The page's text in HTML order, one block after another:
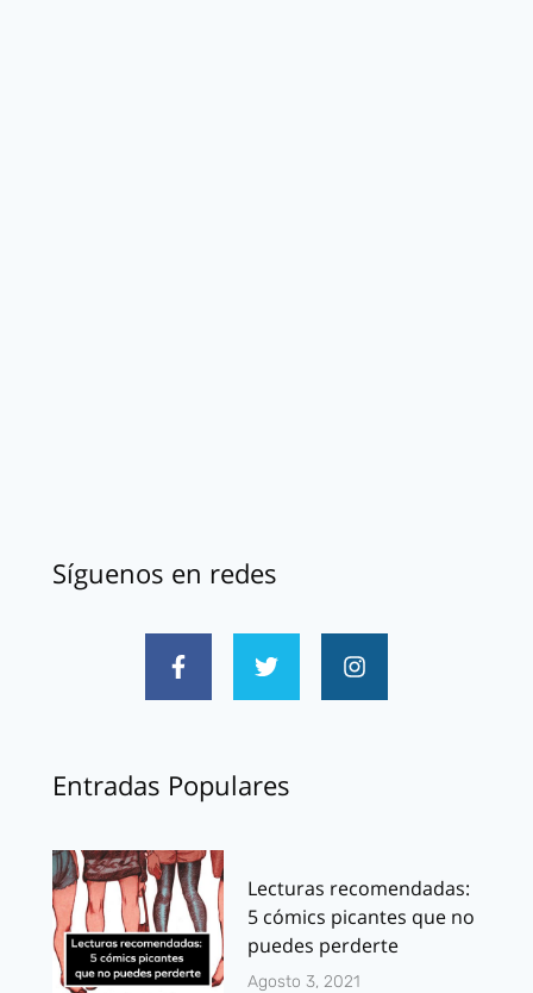
Síguenos en redes
Entradas Populares
Lecturas recomendadas:
5 cómics picantes que no
puedes perderte
Agosto 3, 2021